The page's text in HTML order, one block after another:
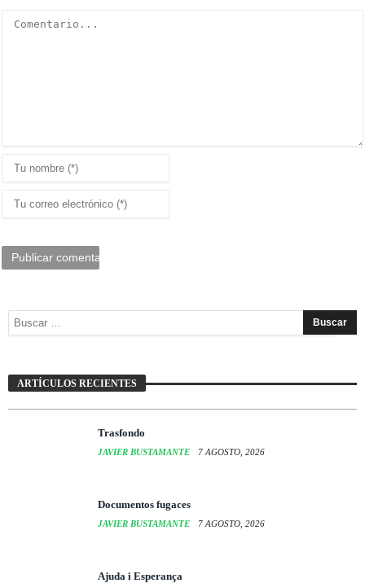
ARTÍCULOS RECIENTES
JAVIER BUSTAMANTE 7 AGOSTO, 2026
Trasfondo
JAVIER BUSTAMANTE 7 AGOSTO, 2026
Documentos fugaces
JAVIER BUSTAMANTE 7 AGOSTO, 2026
Ajuda i Esperança